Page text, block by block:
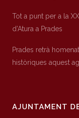
Tot a punt per a la
d’Atura a Prades
Prades retrà
històriques aquest
AJUNTAMENT